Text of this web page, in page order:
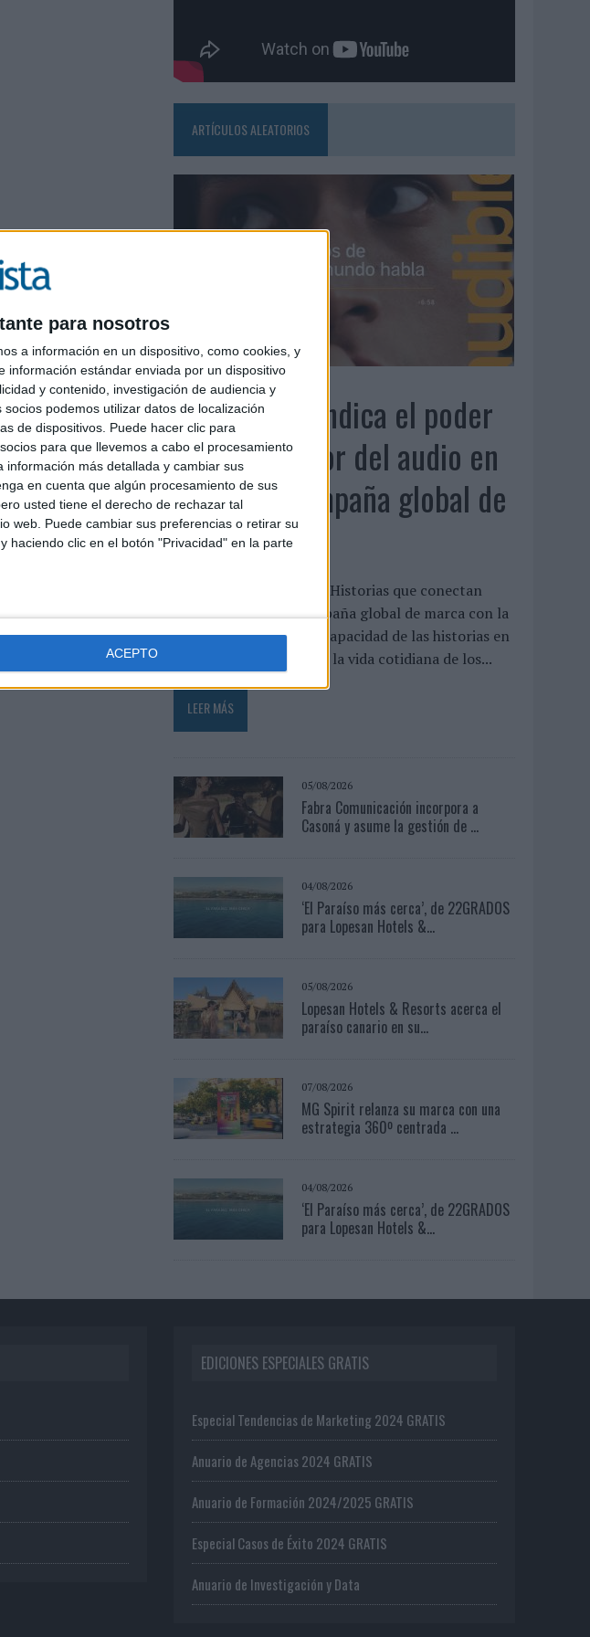
para nosotros
a información en un dispositivo, como cookies, y
información estándar enviada por un dispositivo
y contenido, investigación de audiencia y
podemos utilizar datos de localización
de dispositivos. Puede hacer clic para
para que llevemos a cabo el procesamiento
más detallada y cambiar sus
en cuenta que algún procesamiento de sus
usted tiene el derecho de rechazar tal
web. Puede cambiar sus preferencias o retirar su
haciendo clic en el botón "Privacidad" en la parte
ACEPTO
ARTÍCULOS ALEATORIOS
04/08/2026
Audible reivindica el poder
transformador del audio en
su nueva campaña global de
marca
Audible ha presentado ‘Historias que conectan
contigo’, su nueva campaña global de marca con la
que pone el foco en la capacidad de las historias en
audio para transformar la vida cotidiana de los...
LEER MÁS
05/08/2026
Fabra Comunicación incorpora a
Casoná y asume la gestión de ...
04/08/2026
‘El Paraíso más cerca’, de 22GRADOS
para Lopesan Hotels &...
05/08/2026
Lopesan Hotels & Resorts acerca el
paraíso canario en su...
07/08/2026
MG Spirit relanza su marca con una
estrategia 360º centrada ...
04/08/2026
‘El Paraíso más cerca’, de 22GRADOS
para Lopesan Hotels &...
EDICIONES ESPECIALES GRATIS
Especial Tendencias de Marketing 2024 GRATIS
Anuario de Agencias 2024 GRATIS
Anuario de Formación 2024/2025 GRATIS
Especial Casos de Éxito 2024 GRATIS
Anuario de Investigación y Data